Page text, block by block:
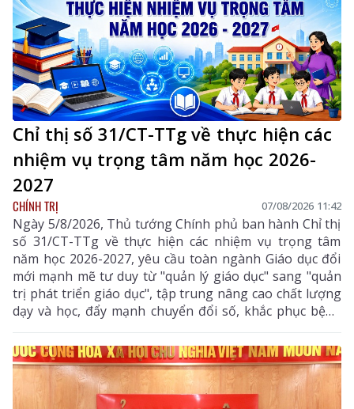
Chỉ thị số 31/CT-TTg về thực hiện các
nhiệm vụ trọng tâm năm học 2026-
2027
CHÍNH TRỊ 07/08/2026 11:42
Ngày 5/8/2026, Thủ tướng Chính phủ ban hành Chỉ thị
số 31/CT-TTg về thực hiện các nhiệm vụ trọng tâm
năm học 2026-2027, yêu cầu toàn ngành Giáo dục đổi
mới mạnh mẽ tư duy từ "quản lý giáo dục" sang "quản
trị phát triển giáo dục", tập trung nâng cao chất lượng
dạy và học, đẩy mạnh chuyển đổi số, khắc phục bệnh
thành tích, bảo đảm đủ giáo viên, trường lớp, cơ sở
vật chất và xây dựng môi trường giáo dục an toàn,
hiện đại, đáp ứng yêu cầu phát triển nguồn nhân lực
chất lượng cao.